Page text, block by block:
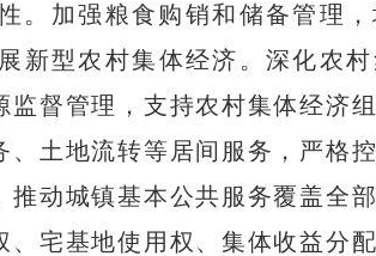
。加强粮食购销和储备管理
新型农村集体经济。深化农
督管理，支持农村集体经济
土地流转等居间服务，严格
推动城镇基本公共服务覆盖全
宅基地使用权、集体收益分